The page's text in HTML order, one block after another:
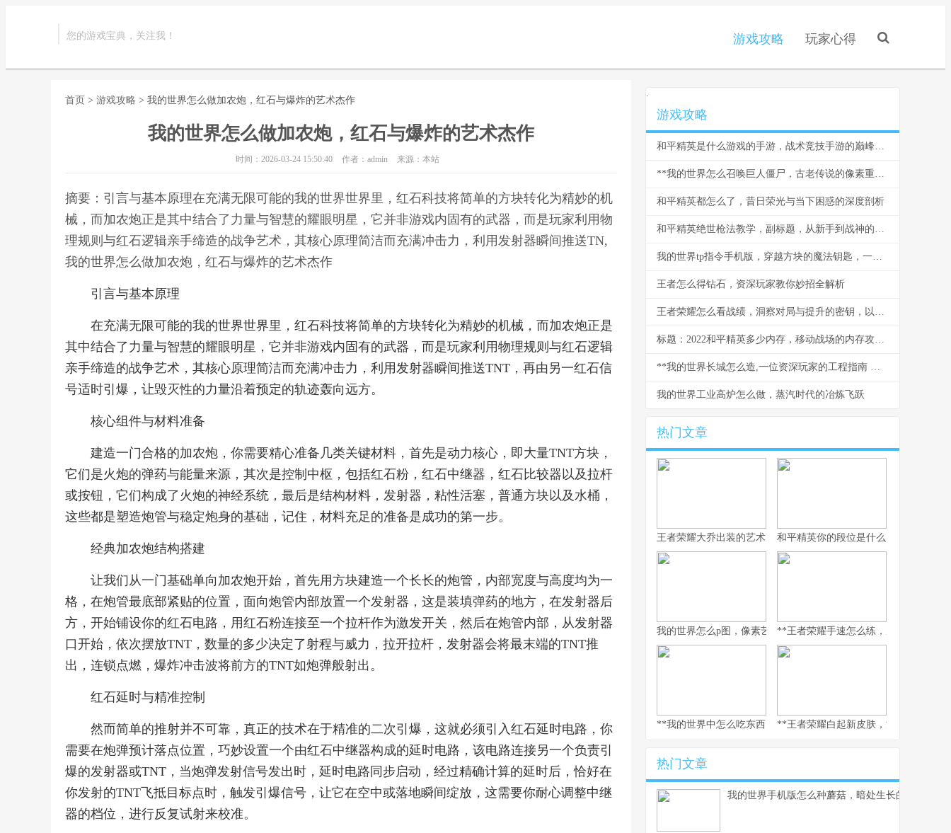
您的游戏宝典，关注我！ 游戏攻略 玩家心得
首页 > 游戏攻略 > 我的世界怎么做加农炮，红石与爆炸的艺术杰作
我的世界怎么做加农炮，红石与爆炸的艺术杰作
时间：2026-03-24 15:50:40 作者：admin 来源：本站
摘要：引言与基本原理在充满无限可能的我的世界世界里，红石科技将简单的方块转化为精妙的机
械，而加农炮正是其中结合了力量与智慧的耀眼明星，它并非游戏内固有的武器，而是玩家利用物
理规则与红石逻辑亲手缔造的战争艺术，其核心原理简洁而充满冲击力，利用发射器瞬间推送TN,
我的世界怎么做加农炮，红石与爆炸的艺术杰作
引言与基本原理
在充满无限可能的我的世界世界里，红石科技将简单的方块转化为精妙的机械，而加农炮正是
其中结合了力量与智慧的耀眼明星，它并非游戏内固有的武器，而是玩家利用物理规则与红石逻辑
亲手缔造的战争艺术，其核心原理简洁而充满冲击力，利用发射器瞬间推送TNT，再由另一红石信
号适时引爆，让毁灭性的力量沿着预定的轨迹轰向远方。
核心组件与材料准备
建造一门合格的加农炮，你需要精心准备几类关键材料，首先是动力核心，即大量TNT方块，
它们是火炮的弹药与能量来源，其次是控制中枢，包括红石粉，红石中继器，红石比较器以及拉杆
或按钮，它们构成了火炮的神经系统，最后是结构材料，发射器，粘性活塞，普通方块以及水桶，
这些都是塑造炮管与稳定炮身的基础，记住，材料充足的准备是成功的第一步。
经典加农炮结构搭建
让我们从一门基础单向加农炮开始，首先用方块建造一个长长的炮管，内部宽度与高度均为一
格，在炮管最底部紧贴的位置，面向炮管内部放置一个发射器，这是装填弹药的地方，在发射器后
方，开始铺设你的红石电路，用红石粉连接至一个拉杆作为激发开关，然后在炮管内部，从发射器
口开始，依次摆放TNT，数量的多少决定了射程与威力，拉开拉杆，发射器会将最末端的TNT推
出，连锁点燃，爆炸冲击波将前方的TNT如炮弹般射出。
红石延时与精准控制
然而简单的推射并不可靠，真正的技术在于精准的二次引爆，这就必须引入红石延时电路，你
需要在炮弹预计落点位置，巧妙设置一个由红石中继器构成的延时电路，该电路连接另一个负责引
爆的发射器或TNT，当炮弹发射信号发出时，延时电路同步启动，经过精确计算的延时后，恰好在
你发射的TNT飞抵目标点时，触发引爆信号，让它在空中或落地瞬间绽放，这需要你耐心调整中继
器的档位，进行反复试射来校准。
.
游戏攻略
和平精英是什么游戏的手游，战术竞技手游的巅峰之作
**我的世界怎么召唤巨人僵尸，古老传说的像素重现**
和平精英都怎么了，昔日荣光与当下困惑的深度剖析
和平精英绝世枪法教学，副标题，从新手到战神的精准之道
我的世界tp指令手机版，穿越方块的魔法钥匙，一段关于空间与创造的奇幻之旅
王者怎么得钻石，资深玩家教你妙招全解析
王者荣耀怎么看战绩，洞察对局与提升的密钥，以数据为镜照见成长之路
标题：2022和平精英多少内存，移动战场的内存攻防战
**我的世界长城怎么造,一位资深玩家的工程指南 副标题,从规划到竣工的完整心得**
我的世界工业高炉怎么做，蒸汽时代的冶炼飞跃
热门文章
王者荣耀大乔出装的艺术，辅助之核的战术抉择
和平精英你的段位是什么：一段段位承
我的世界怎么p图，像素艺术与创意的交响**王者荣耀手速怎么练，从入门到精
**我的世界中怎么吃东西，生存与美味的核心法则，副标题，像素
**王者荣耀白起新皮肤，深渊咆哮的
热门文章
我的世界手机版怎么种蘑菇，暗处生长的美味与财